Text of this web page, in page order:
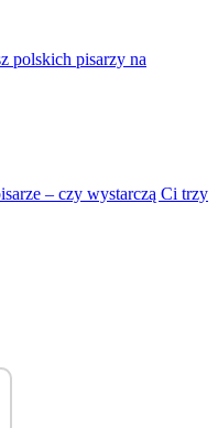
polskich pisarzy na
– czy wystarczą Ci trzy